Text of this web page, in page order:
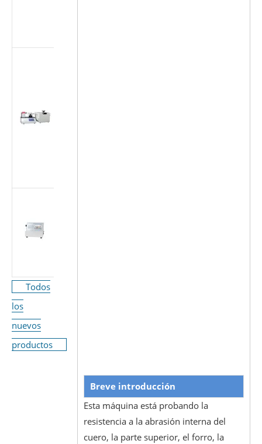
Todos
los
nuevos
productos
Breve introducción
Esta máquina está probando la
resistencia a la abrasión interna del
cuero, la parte superior, el forro, la